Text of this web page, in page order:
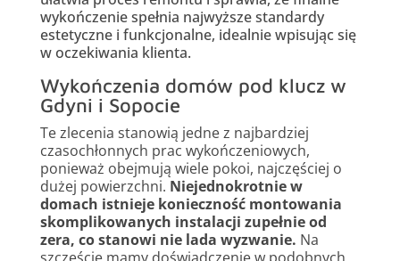
wykończenie spełnia najwyższe standardy
estetyczne i funkcjonalne, idealnie wpisując się
w oczekiwania klienta.
Wykończenia domów pod klucz w
Gdyni i Sopocie
Te zlecenia stanowią jedne z najbardziej
czasochłonnych prac wykończeniowych,
ponieważ obejmują wiele pokoi, najczęściej o
dużej powierzchni. Niejednokrotnie w
domach istnieje konieczność montowania
skomplikowanych instalacji zupełnie od
zera, co stanowi nie lada wyzwanie. Na